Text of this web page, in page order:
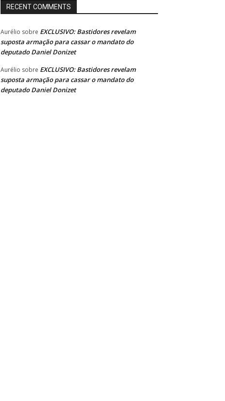
RECENT COMMENTS
Aurélio sobre EXCLUSIVO: Bastidores revelam
suposta armação para cassar o mandato do
deputado Daniel Donizet
Aurélio sobre EXCLUSIVO: Bastidores revelam
suposta armação para cassar o mandato do
deputado Daniel Donizet